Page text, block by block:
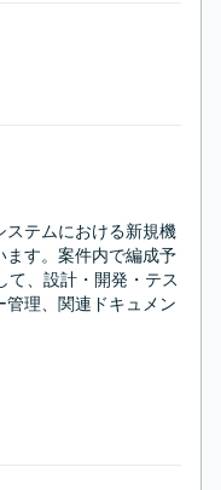
テムにおける新規機
す。案件内で編成予
て、設計・開発・テス
管理、関連ドキュメン